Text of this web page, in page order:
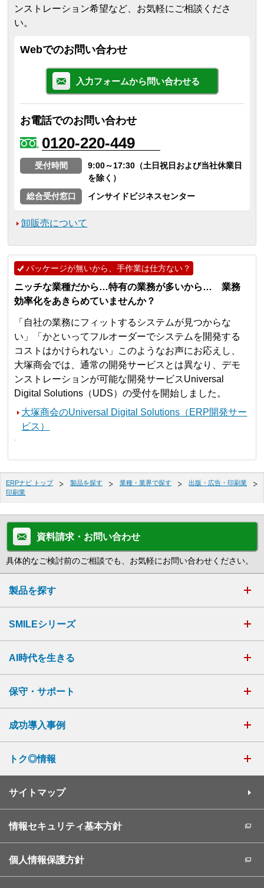
ンストレーション希望など、お気軽にご相談くださ
い。
Webでのお問い合わせ
入力フォームから問い合わせる
お電話でのお問い合わせ
0120-220-449
受付時間
9:00～17:30（土日祝日および当社休業日
を除く）
総合受付窓口
インサイドビジネスセンター
卸販売について
パッケージが無いから、手作業は仕方ない？
ニッチな業種だから…特有の業務が多いから… 業務
効率化をあきらめていませんか？
「自社の業務にフィットするシステムが見つからな
い」「かといってフルオーダーでシステムを開発する
コストはかけられない」このようなお声にお応えし、
大塚商会では、通常の開発サービスとは異なり、デモ
ンストレーションが可能な開発サービスUniversal
Digital Solutions（UDS）の受付を開始しました。
大塚商会のUniversal Digital Solutions（ERP開発サー
ビス）
ERPナビ トップ 製品を探す 業種・業界で探す
出版・広告・印刷業
印刷業
資料請求・お問い合わせ
具体的なご検討前のご相談でも、お気軽にお問い合わせください。
製品を探す
SMILEシリーズ
AI時代を生きる
保守・サポート
成功導入事例
トク◎情報
サイトマップ
情報セキュリティ基本方針
個人情報保護方針